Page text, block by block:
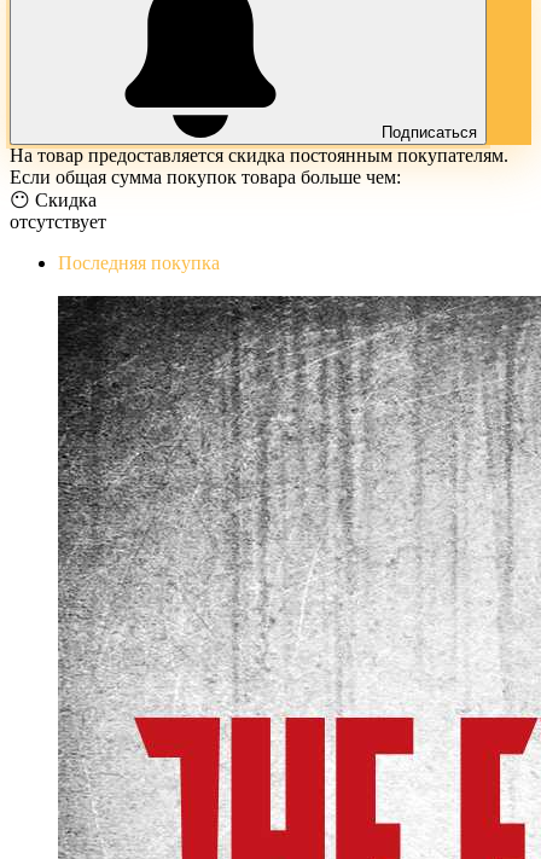
Подписаться
На товар предоставляется скидка постоянным покупателям.
Если общая сумма покупок товара больше чем:
😶 Скидка
отсутствует
Последняя покупка